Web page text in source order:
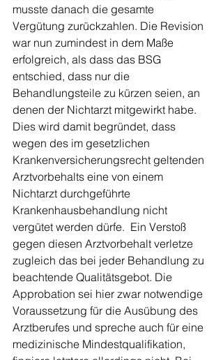
musste danach die gesamte
Vergütung zurückzahlen. Die Revision
war nun zumindest in dem Maße
erfolgreich, als dass das BSG
entschied, dass nur die
Behandlungsteile zu kürzen seien, an
denen der Nichtarzt mitgewirkt habe.
Dies wird damit begründet, dass
wegen des im gesetzlichen
Krankenversicherungsrecht geltenden
Arztvorbehalts eine von einem
Nichtarzt durchgeführte
Krankenhausbehandlung nicht
vergütet werden dürfe.  Ein Verstoß
gegen diesen Arztvorbehalt verletze
zugleich das bei jeder Behandlung zu
beachtende Qualitätsgebot. Die
Approbation sei hier zwar notwendige
Voraussetzung für die Ausübung des
Arztberufes und spreche auch für eine
medizinische Mindestqualifikation,